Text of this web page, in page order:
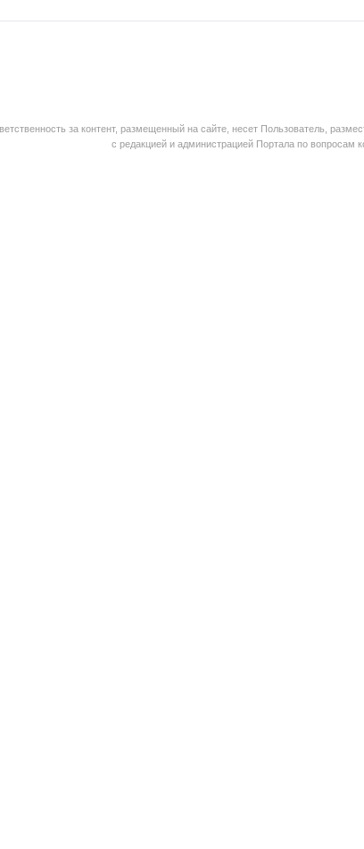
за контент, размещенный на сайте, несет Пользователь,
с редакцией и администрацией Портала по вопросам